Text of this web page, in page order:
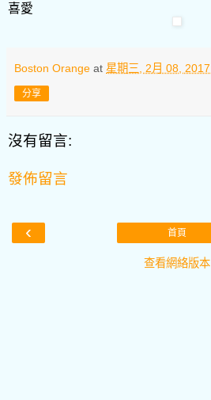
喜愛
Boston Orange at 星期三, 2月 08, 2017
分享
沒有留言:
發佈留言
‹ 首頁
查看網絡版本